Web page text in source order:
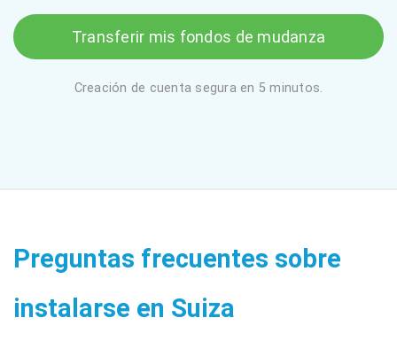
Transferir mis fondos de mudanza
Creación de cuenta segura en 5 minutos.
Preguntas frecuentes sobre
instalarse en Suiza